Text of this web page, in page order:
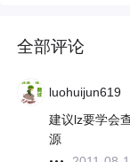
全部评论
luohuijun619
建议lz要学会
源